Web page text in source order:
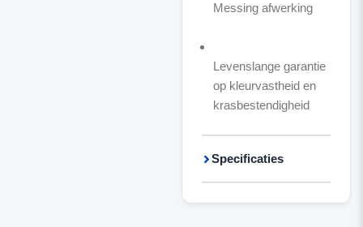
Messing afwerking
Levenslange garantie
op kleurvastheid en
krasbestendigheid
Specificaties